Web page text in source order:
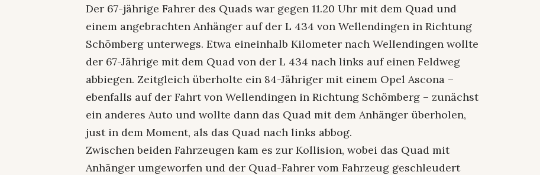
Der 67-jährige Fahrer des Quads war gegen 11.20 Uhr mit dem Quad und
einem angebrachten Anhänger auf der L 434 von Wellendingen in Richtung
Schömberg unterwegs. Etwa eineinhalb Kilometer nach Wellendingen wollte
der 67-Jährige mit dem Quad von der L 434 nach links auf einen Feldweg
abbiegen. Zeitgleich überholte ein 84-Jähriger mit einem Opel Ascona –
ebenfalls auf der Fahrt von Wellendingen in Richtung Schömberg – zunächst
ein anderes Auto und wollte dann das Quad mit dem Anhänger überholen,
just in dem Moment, als das Quad nach links abbog.
Zwischen beiden Fahrzeugen kam es zur Kollision, wobei das Quad mit
Anhänger umgeworfen und der Quad-Fahrer vom Fahrzeug geschleudert